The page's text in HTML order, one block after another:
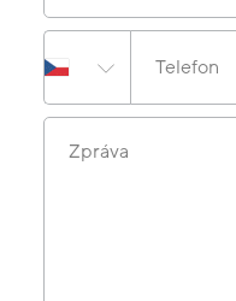
Telefon
Zpráva